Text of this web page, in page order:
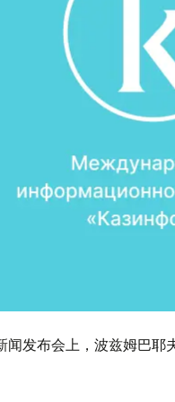
闻发布会上，波兹姆巴